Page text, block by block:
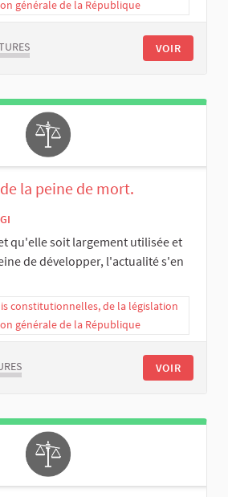
générale de la République
VOIR
la peine de mort.
qu'elle soit largement utilisée et
de développer, l'actualité s'en
constitutionnelles, de la législation
générale de la République
VOIR